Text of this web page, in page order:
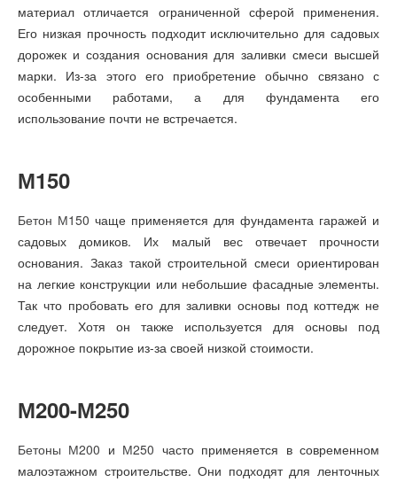
материал отличается ограниченной сферой применения.
Его низкая прочность подходит исключительно для садовых
дорожек и создания основания для заливки смеси высшей
марки. Из-за этого его приобретение обычно связано с
особенными работами, а для фундамента его
использование почти не встречается.
М150
Бетон М150 чаще применяется для фундамента гаражей и
садовых домиков. Их малый вес отвечает прочности
основания. Заказ такой строительной смеси ориентирован
на легкие конструкции или небольшие фасадные элементы.
Так что пробовать его для заливки основы под коттедж не
следует. Хотя он также используется для основы под
дорожное покрытие из-за своей низкой стоимости.
М200-М250
Бетоны М200 и М250 часто применяется в современном
малоэтажном строительстве. Они подходят для ленточных